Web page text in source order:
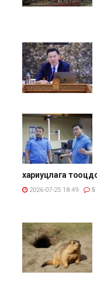
хариуцлага
2026-07-25 18:49 5